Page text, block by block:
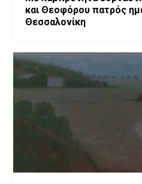
και Θεοφόρου πατρός
Θεσσαλονίκη